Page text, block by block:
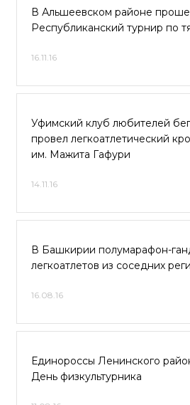
В Альшеевском районе
Республиканский турнир по
16.11.16
Уфимский клуб любителей
провел легкоатлетический
им. Мажита Гафури
14.11.16
В Башкирии полумарафон-
легкоатлетов из соседних
16.08.16
Единороссы Ленинского
День физкультурника